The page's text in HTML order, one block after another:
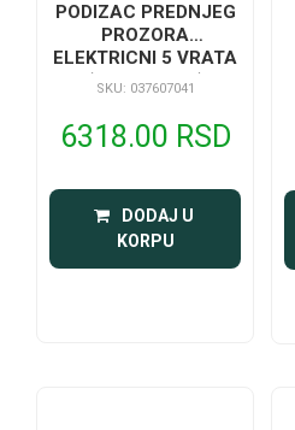
PODIZAC PREDNJEG
PROZORA
ELEKTRICNI 5 VRATA
(A KVALITET)
SKU: 037607041
6318.00 RSD
DODAJ U
KORPU